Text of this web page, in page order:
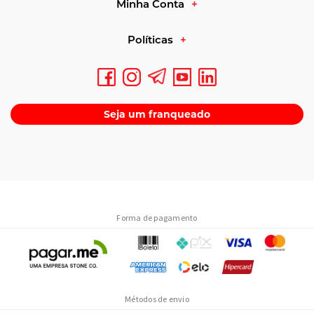
Opções com creatina e vitaminas
O que observar no rótulo
Compare calorias, gramas de carboidrato e de proteína por dose,
teor de açúcar e o tamanho real da porção. Muitas marcas indicam
doses grandes (100 g ou mais), então o custo por refeição varia
Minha Conta
Políticas
Seja um franqueado
Forma de pagamento
Métodos de envio